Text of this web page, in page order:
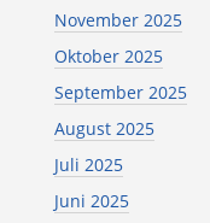
November 2025
Oktober 2025
September 2025
August 2025
Juli 2025
Juni 2025